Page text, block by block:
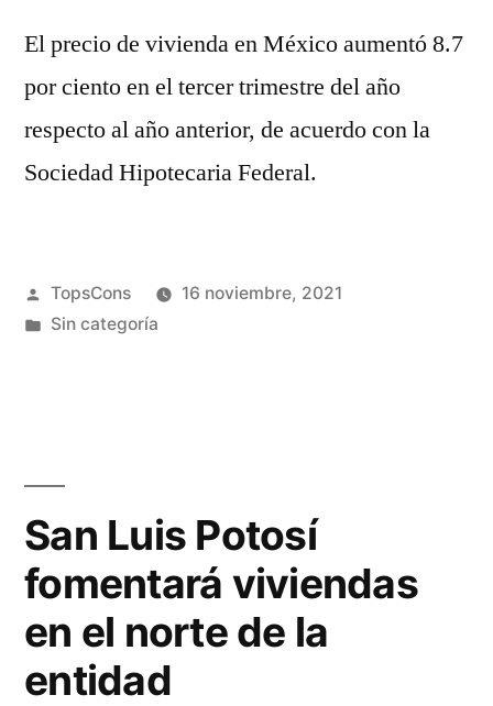
El precio de vivienda en México aumentó 8.7
por ciento en el tercer trimestre del año
respecto al año anterior, de acuerdo con la
Sociedad Hipotecaria Federal.
TopsCons
16 noviembre, 2021
Sin categoría
San Luis Potosí
fomentará viviendas
en el norte de la
entidad